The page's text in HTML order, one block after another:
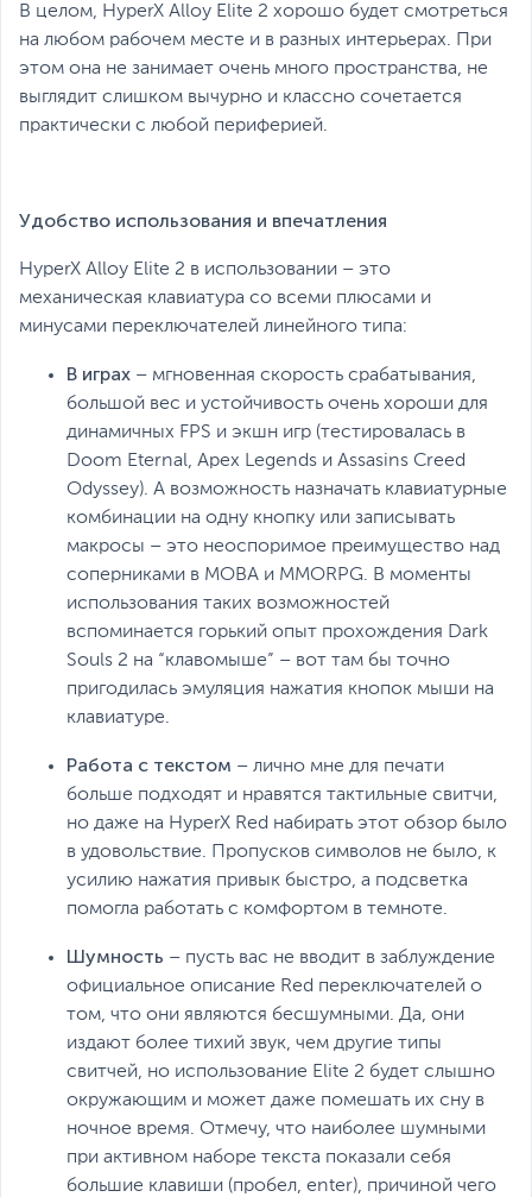
В целом, HyperX Alloy Elite 2 хорошо будет смотреться
на любом рабочем месте и в разных интерьерах. При
этом она не занимает очень много пространства, не
выглядит слишком вычурно и классно сочетается
практически с любой периферией.
Удобство использования и впечатления
HyperX Alloy Elite 2 в использовании – это
механическая клавиатура со всеми плюсами и
минусами переключателей линейного типа:
В играх – мгновенная скорость срабатывания,
большой вес и устойчивость очень хороши для
динамичных FPS и экшн игр (тестировалась в
Doom Eternal, Apex Legends и Assasins Creed
Odyssey). А возможность назначать клавиатурные
комбинации на одну кнопку или записывать
макросы – это неоспоримое преимущество над
соперниками в MOBA и MMORPG. В моменты
использования таких возможностей
вспоминается горький опыт прохождения Dark
Souls 2 на “клавомыше” – вот там бы точно
пригодилась эмуляция нажатия кнопок мыши на
клавиатуре.
Работа с текстом – лично мне для печати
больше подходят и нравятся тактильные свитчи,
но даже на HyperX Red набирать этот обзор было
в удовольствие. Пропусков символов не было, к
усилию нажатия привык быстро, а подсветка
помогла работать с комфортом в темноте.
Шумность – пусть вас не вводит в заблуждение
официальное описание Red переключателей о
том, что они являются бесшумными. Да, они
издают более тихий звук, чем другие типы
свитчей, но использование Elite 2 будет слышно
окружающим и может даже помешать их сну в
ночное время. Отмечу, что наиболее шумными
при активном наборе текста показали себя
большие клавиши (пробел, enter), причиной чего